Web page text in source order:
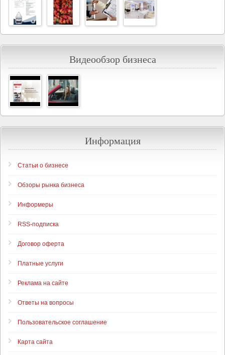
Видеообзор бизнеса
Информация
Статьи о бизнесе
Обзоры рынка бизнеса
Информеры
RSS-подписка
Договор оферта
Платные услуги
Реклама на сайте
Ответы на вопросы
Пользовательское соглашение
Карта сайта